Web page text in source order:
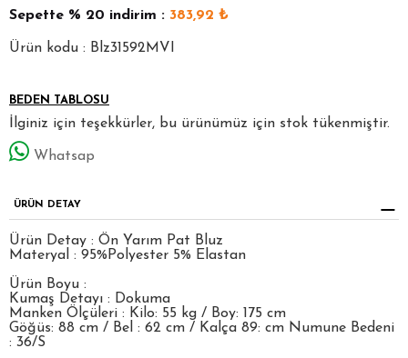
Sepette % 20 indirim : 383,92 ₺
Ürün kodu : Blz31592MVI
BEDEN TABLOSU
İlginiz için teşekkürler, bu ürünümüz için stok tükenmiştir.
Whatsap
ÜRÜN DETAY
Ürün Detay : Ön Yarım Pat Bluz
Materyal : 95%Polyester 5% Elastan
Ürün Boyu :
Kumaş Detayı : Dokuma
Manken Ölçüleri : Kilo: 55 kg / Boy: 175 cm
Göğüs: 88 cm / Bel : 62 cm / Kalça 89: cm Numune Bedeni
: 36/S